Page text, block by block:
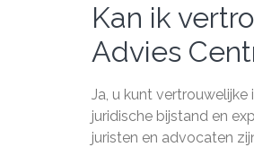
Kan ik
Advies
Ja, u kunt
juridische bijstand en
juristen en advocaten